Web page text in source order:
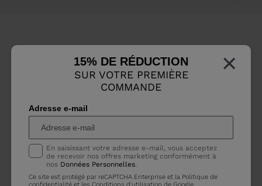
×
15% DE RÉDUCTION
SUR VOTRE PREMIÈRE
COMMANDE
Adresse e-mail
En saisissant votre adresse e-mail, vous acceptez
de recevoir nos offres marketing conformément à
nos Données Personnelles.
Ce site est protégé par reCAPTCHA Enterprise et la Politique de